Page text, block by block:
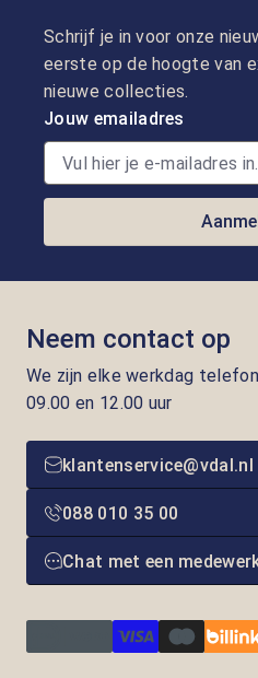
Schrijf je in voor onze
eerste op de hoogte van
nieuwe collecties.
Jouw emailadres
Neem contact op
We zijn elke werkdag
09.00 en 12.00 uur
klantenservice@vdal.nl
088 010 35 00
Chat met een